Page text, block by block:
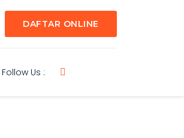
DAFTAR ONLINE
Follow Us :